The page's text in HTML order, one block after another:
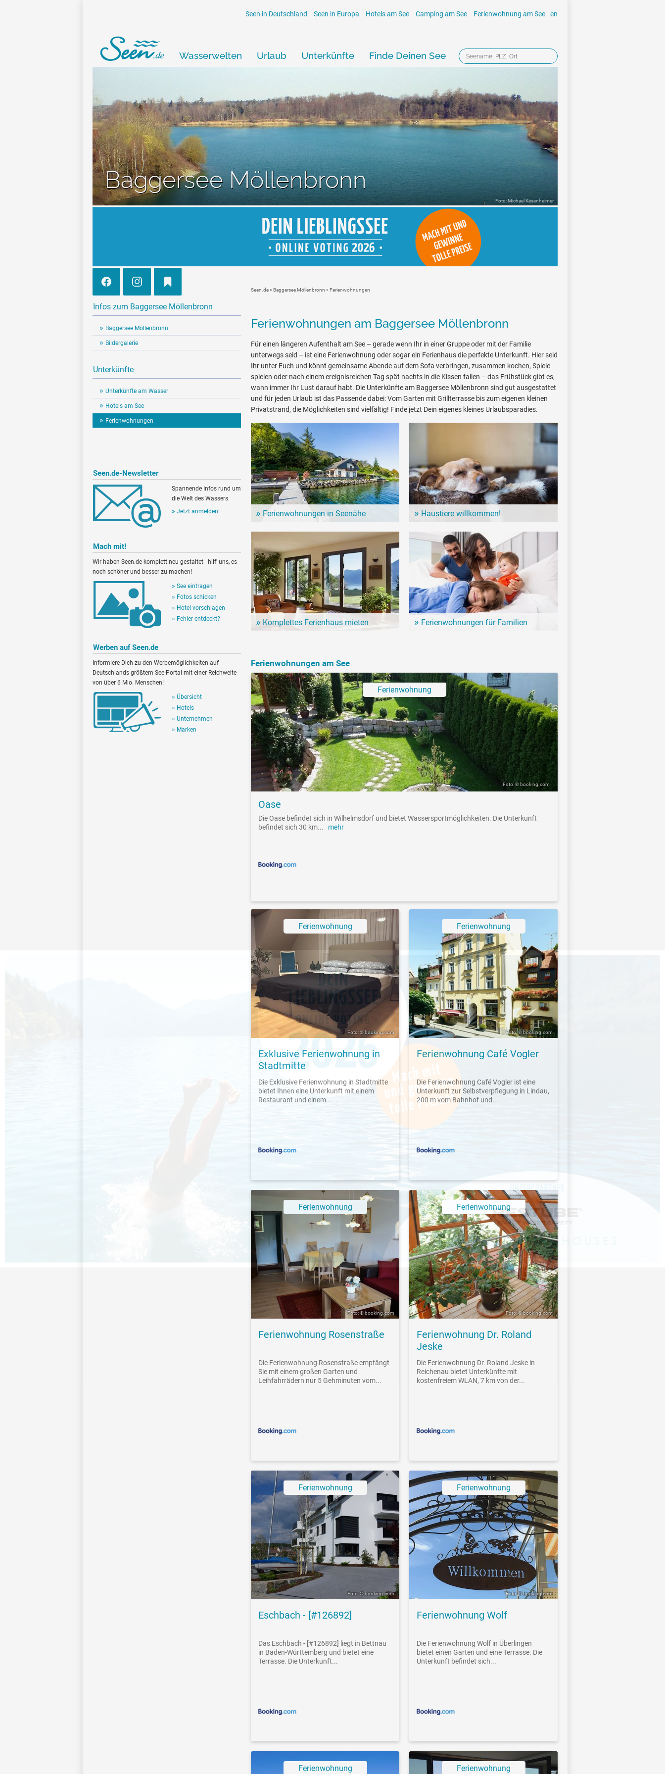
Seen in Deutschland Seen in Europa Hotels am See Camping am See Ferienwohnung am See en
Wasserwelten Urlaub Unterkünfte Finde Deinen See
Baggersee Möllenbronn
Foto: Michael Kesenheimer
Infos zum Baggersee Möllenbronn
Baggersee Möllenbronn
Bildergalerie
Unterkünfte
Unterkünfte am Wasser
Hotels am See
Ferienwohnungen
Seen.de-Newsletter
Spannende Infos rund um
die Welt des Wassers.
Jetzt anmelden!
Mach mit!
Wir haben Seen.de komplett neu gestaltet - hilf' uns, es
noch schöner und besser zu machen!
See eintragen
Fotos schicken
Hotel vorschlagen
Fehler entdeckt?
Werben auf Seen.de
Informiere Dich zu den Werbemöglichkeiten auf
Deutschlands größtem See-Portal mit einer Reichweite
von über 6 Mio. Menschen!
Übersicht
Hotels
Unternehmen
Marken
Seen.de» Baggersee Möllenbronn » Ferienwohnungen
Ferienwohnungen am Baggersee Möllenbronn
Für einen längeren Aufenthalt am See – gerade wenn Ihr in einer Gruppe oder mit der Familie
unterwegs seid – ist eine Ferienwohnung oder sogar ein Ferienhaus die perfekte Unterkunft. Hier seid
Ihr unter Euch und könnt gemeinsame Abende auf dem Sofa verbringen, zusammen kochen, Spiele
spielen oder nach einem ereignisreichen Tag spät nachts in die Kissen fallen – das Frühstück gibt es,
wann immer Ihr Lust darauf habt. Die Unterkünfte am Baggersee Möllenbronn sind gut ausgestattet
und für jeden Urlaub ist das Passende dabei: Vom Garten mit Grillterrasse bis zum eigenen kleinen
Privatstrand, die Möglichkeiten sind vielfältig! Finde jetzt Dein eigenes kleines Urlaubsparadies.
Ferienwohnungen in Seenähe
See sind eine günstige Alternative für den nächsten
Haustiere willkommen!
haben. Es gibt zahlreiche Unterkünfte am See in
denen auch der Hund willkommen ist.
Komplettes Ferienhaus mieten Ferienwohnungen für Familien
Ferienwohnungen am See
Ferienwohnung
Foto: © booking.com
Oase
Die Oase befindet sich in Wilhelmsdorf und bietet Wassersportmöglichkeiten. Die Unterkunft
befindet sich 30 km... mehr
Ferienwohnung
Foto: © booking.com
Exklusive Ferienwohnung in
Stadtmitte
Die Exklusive Ferienwohnung in Stadtmitte
bietet Ihnen eine Unterkunft mit einem
Restaurant und einem...
Ferienwohnung
Foto: © booking.com
Ferienwohnung Café Vogler
Die Ferienwohnung Café Vogler ist eine
Unterkunft zur Selbstverpflegung in Lindau,
200 m vom Bahnhof und...
Ferienwohnung
Foto: © booking.com
Ferienwohnung Rosenstraße
Die Ferienwohnung Rosenstraße empfängt
Sie mit einem großen Garten und
Leihfahrrädern nur 5 Gehminuten vom...
Ferienwohnung
Foto: © booking.com
Ferienwohnung Dr. Roland
Jeske
Die Ferienwohnung Dr. Roland Jeske in
Reichenau bietet Unterkünfte mit
kostenfreiem WLAN, 7 km von der...
Ferienwohnung
Foto: © booking.com
Eschbach - [#126892]
Das Eschbach - [#126892] liegt in Bettnau
in Baden-Württemberg und bietet eine
Terrasse. Die Unterkunft...
Ferienwohnung
Foto: © booking.com
Ferienwohnung Wolf
Die Ferienwohnung Wolf in Überlingen
bietet einen Garten und eine Terrasse. Die
Unterkunft befindet sich...
Ferienwohnung Ferienwohnung